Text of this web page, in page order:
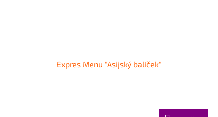
Expres Menu "Asijský balíček"